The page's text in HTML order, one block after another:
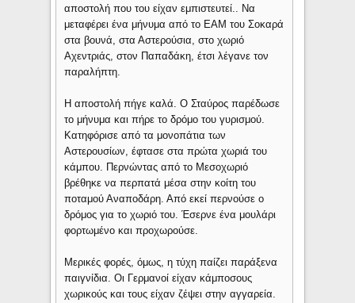
αποστολή που του είχαν εμπιστευτεί.. Να
μεταφέρει ένα μήνυμα από το ΕΑΜ του Σοκαρά
στα βουνά, στα Αστερούσια, στο χωριό
Αχεντριάς, στον Παπαδάκη, έτσι λέγανε τον
παραλήπτη.
Η αποστολή πήγε καλά. Ο Σταύρος παρέδωσε
το μήνυμα και πήρε το δρόμο του γυρισμού.
Κατηφόρισε από τα μονοπάτια των
Αστερουσίων, έφτασε στα πρώτα χωριά του
κάμπου. Περνώντας από το Μεσοχωριό
βρέθηκε να περπατά μέσα στην κοίτη του
ποταμού Αναποδάρη. Από εκεί περνούσε ο
δρόμος για το χωριό του. Έσερνε ένα μουλάρι
φορτωμένο και προχωρούσε.
Μερικές φορές, όμως, η τύχη παίζει παράξενα
παιγνίδια. Οι Γερμανοί είχαν κάμποσους
χωρικούς και τους είχαν ζέψει στην αγγαρεία.